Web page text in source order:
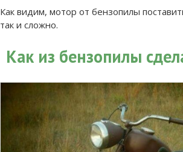
Как видим, мотор от бензопилы
так и сложно.
Как из бензопилы